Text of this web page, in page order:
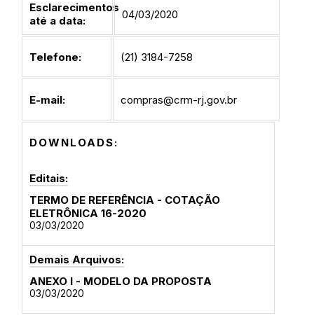
Esclarecimentos
até a data:
04/03/2020
Telefone: (21) 3184-7258
E-mail: compras@crm-rj.gov.br
DOWNLOADS:
Editais:
TERMO DE REFERÊNCIA - COTAÇÃO
ELETRÔNICA 16-2020
03/03/2020
Demais Arquivos:
ANEXO I - MODELO DA PROPOSTA
03/03/2020